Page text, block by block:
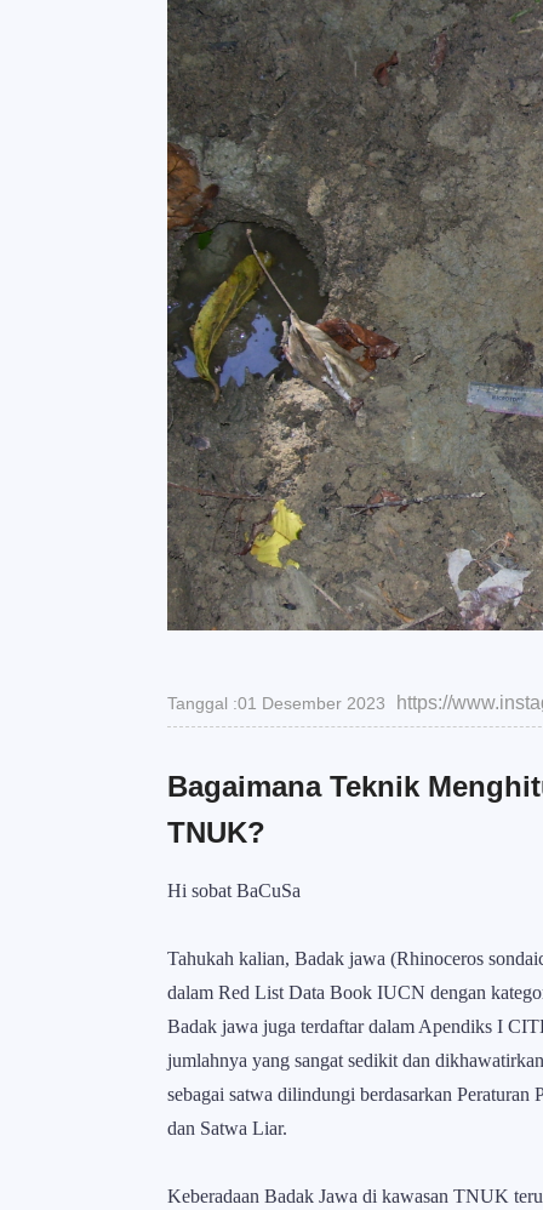
Tanggal :01 Desember 2023 https://
Bagaimana Teknik
TNUK?
Hi sobat BaCuSa
Tahukah kalian, Badak jawa (Rhinoceros
dalam Red List Data Book IUCN dengan
Badak jawa juga terdaftar dalam Apendiks I
jumlahnya yang sangat sedikit dan
sebagai satwa dilindungi berdasarkan
dan Satwa Liar.
Keberadaan Badak Jawa di kawasan TNUK